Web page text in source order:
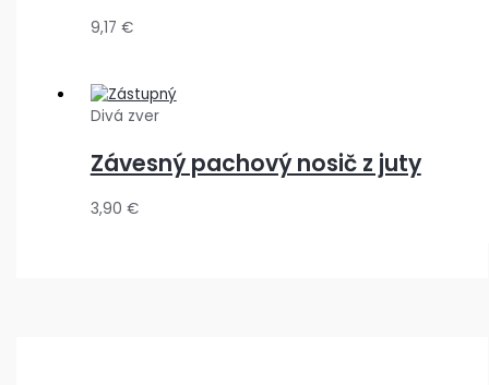
9,17 €
Divá zver
Závesný pachový nosič z juty
3,90 €